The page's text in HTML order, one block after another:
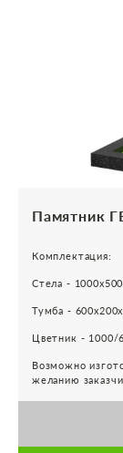
Памятник
Комплектация:
Стела -
Тумба -
Цветник - 1000/
Возможно
желанию